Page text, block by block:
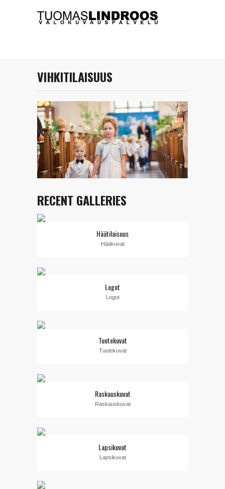
VIHKITILAISUUS
RECENT GALLERIES
Häätilaisuus
Hääkuvat
Logot
Logot
Tuotekuvat
Tuotekuvat
Raskauskuvat
Raskauskuvat
Lapsikuvat
Lapsikuvat